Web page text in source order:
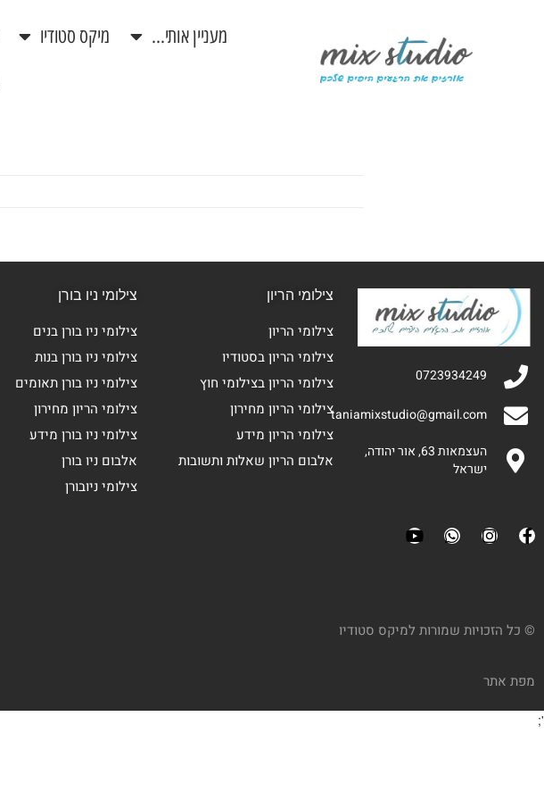
מעניין אותי… מיקס סטודיו
0723934249
taniamixstudio@gmail.com
העצמאות 63, אור יהודה,
ישראל
צילומי הריון
צילומי הריון
צילומי הריון בסטודיו
צילומי הריון בצילומי חוץ
צילומי הריון מחירון
צילומי הריון מידע
אלבום הריון שאלות ותשובות
צילומי ניו בורן
צילומי ניו בורן בנים
צילומי ניו בורן בנות
צילומי ניו בורן תאומים
צילומי הריון מחירון
צילומי ניו בורן מידע
אלבום ניו בורן
צילומי ניובורן
© כל הזכויות שמורות למיקס סטודיו
מפת אתר
';